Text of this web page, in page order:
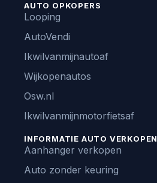
AUTO OPKOPERS
Looping
AutoVendi
Ikwilvanmijnautoaf
Wijkopenautos
Osw.nl
Ikwilvanmijnmotorfietsaf
INFORMATIE AUTO VERKOPEN
Aanhanger verkopen
Auto zonder keuring